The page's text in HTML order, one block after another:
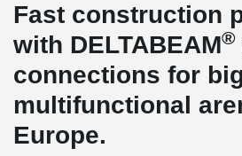
Fast construction
with DELTABEAM®
connections for
multifunctional
Europe.